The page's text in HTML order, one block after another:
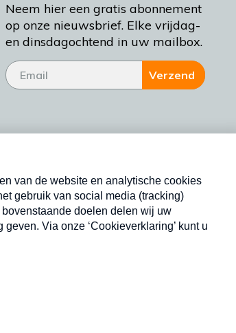
Neem hier een gratis abonnement
op onze nieuwsbrief. Elke vrijdag-
en dinsdagochtend in uw mailbox.
Verzend
een gratis abonnement op onze